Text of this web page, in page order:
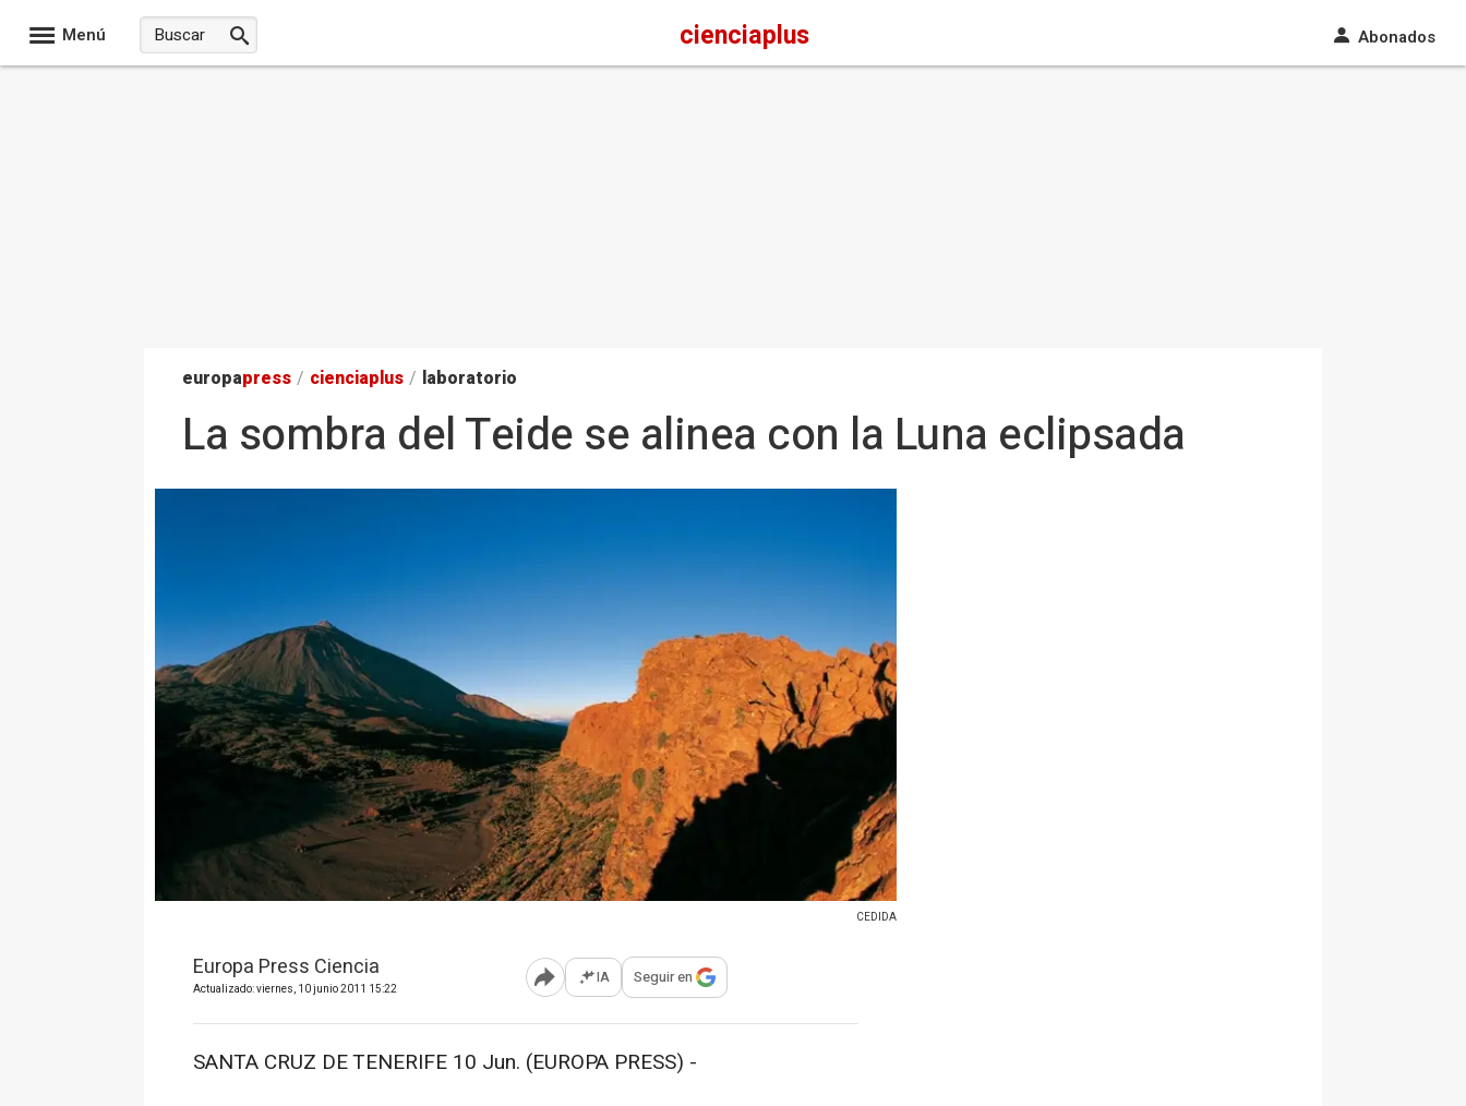
Menú cienciaplus Abonados
europapress / cienciaplus / laboratorio
La sombra del Teide se alinea con la Luna eclipsada
CEDIDA
Europa Press Ciencia
Actualizado: viernes, 10 junio 2011 15:22 Abrir opciones para compartir
IA Seguir en
SANTA CRUZ DE TENERIFE 10 Jun. (EUROPA PRESS) -